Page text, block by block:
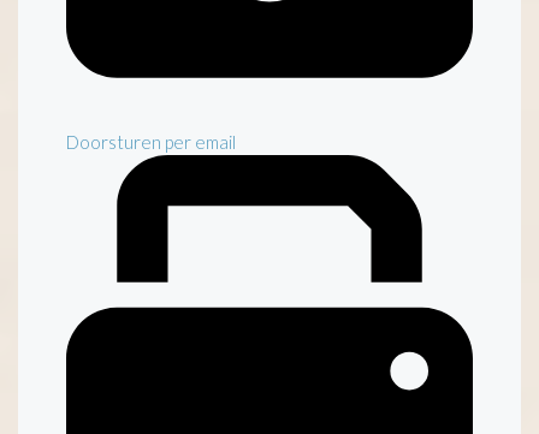
Doorsturen per email